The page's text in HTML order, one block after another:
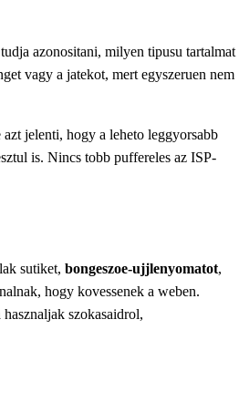
azonositani, milyen tipusu tartalmat
vagy a jatekot, mert egyszeruen nem
jelenti, hogy a leheto leggyorsabb
is. Nincs tobb puffereles az ISP-
sutiket, bongeszoe-ujjlenyomatot,
hogy kovessenek a weben.
szokasaidrol,